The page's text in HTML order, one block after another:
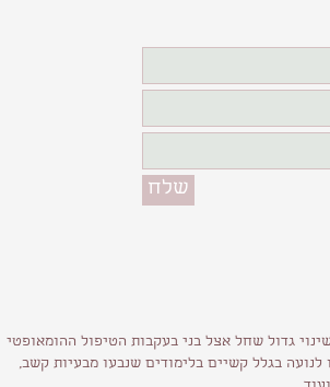
שלח
גדול שחל אצל בני בעקבות הטיפול ההומאופטי
לנועה בגלל קשיים בלימודים שנבעו מבעיות קשב,